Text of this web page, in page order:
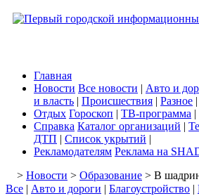
Главная
Новости Все новости | Авто и
и власть | Происшествия | Разное |
Отдых Гороскоп | ТВ-программа |
Справка Каталог организаций |
ДТП | Список укрытий |
Рекламодателям Реклама на
> Новости > Образование > В
Все | Авто и дороги | Благоустройство |